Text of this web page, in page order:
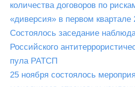
количества договоров по
«диверсия» в первом квартале
Состоялось заседание
Российского
пула РАТСП
25 ноября состоялось